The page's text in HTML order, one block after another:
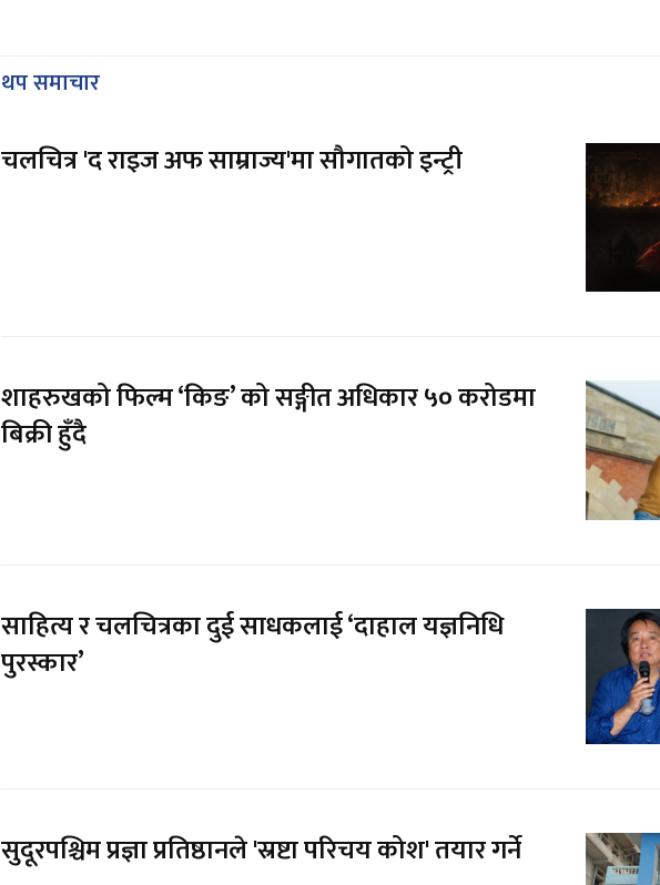
थप समाचार
चलचित्र 'द राइज अफ साम्राज्य'मा सौगातको इन्ट्री
शाहरुखको फिल्म ‘किङ’ को सङ्गीत अधिकार ५० करोडमा
बिक्री हुँदै
साहित्य र चलचित्रका दुई साधकलाई ‘दाहाल यज्ञनिधि
पुरस्कार’
सुदूरपश्चिम प्रज्ञा प्रतिष्ठानले 'स्रष्टा परिचय कोश' तयार गर्ने